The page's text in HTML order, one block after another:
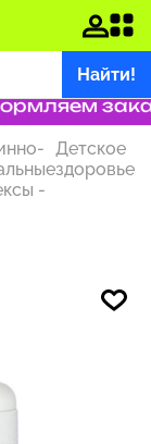
Найти!
заказ
-
Детское
здоровье